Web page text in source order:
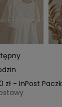
zł - InPost
ewentualnych